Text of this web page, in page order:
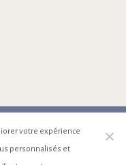
votre expérience
personnalisés et